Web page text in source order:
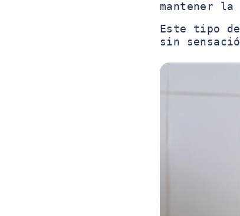
mantener
Este tipo
sin